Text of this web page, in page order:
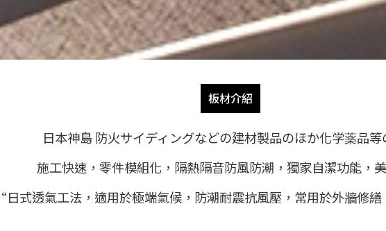
板材介紹
日本神島 防火サイディングなどの建材製品のほか化学薬品等
施工快速，零件模組化，隔熱隔音防風防潮，獨家自潔功能，
“日式透氣工法，適用於極端氣候，防潮耐震抗風壓，常用於外牆修